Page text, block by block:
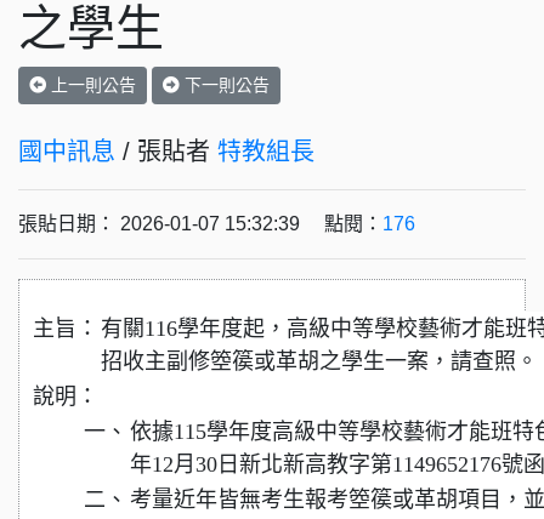
之學生
上一則公告 下一則公告
國中訊息 / 張貼者 特教組長
張貼日期： 2026-01-07 15:32:39 點閱： 176
主旨： 有關116學年度起，高級中等學校藝術才能班
招收主副修箜篌或革胡之學生一案，請查照。
說明：
一、 依據115學年度高級中等學校藝術才能班
年12月30日新北新高教字第1149652176號
二、 考量近年皆無考生報考箜篌或革胡項目，